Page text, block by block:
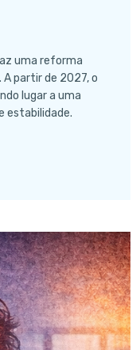
uma reforma
partir de 2027, o
lugar a uma
estabilidade.